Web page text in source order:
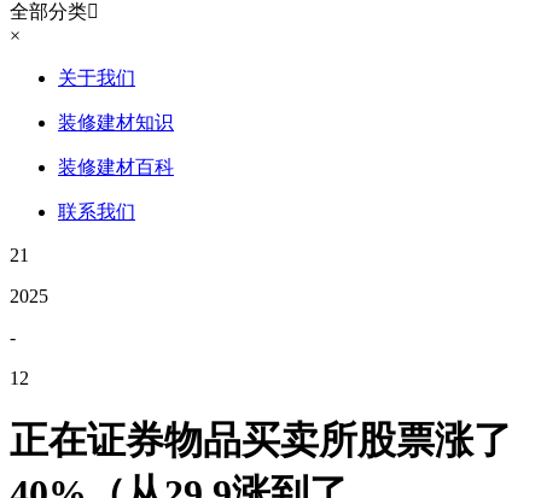
全部分类
×
关于我们
装修建材知识
装修建材百科
联系我们
21
2025
-
12
正在证券物品买卖所股票涨了